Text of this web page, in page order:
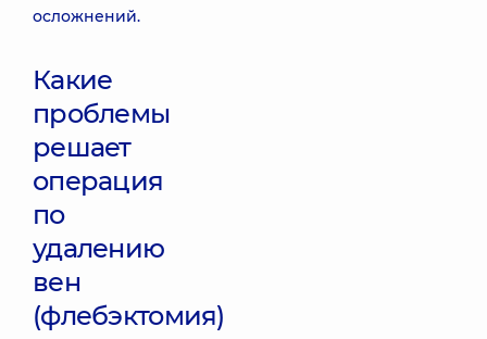
осложнений.
Какие
проблемы
решает
операция
по
удалению
вен
(флебэктомия)